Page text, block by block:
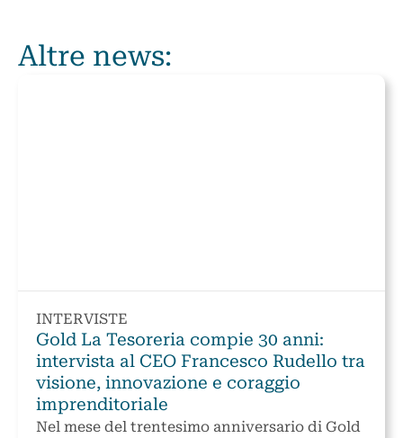
Altre news:
INTERVISTE
Gold La Tesoreria compie 30 anni:
intervista al CEO Francesco Rudello tra
visione, innovazione e coraggio
imprenditoriale
Nel mese del trentesimo anniversario di Gold